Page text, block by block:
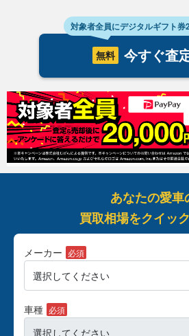
対象者全員にデジタルギフト券
無料 今すぐ査
あなたの愛車
買取相場をクイッ
メーカー 必須
車種 必須